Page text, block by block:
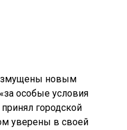
новым
особые условия
городской
уверены в своей